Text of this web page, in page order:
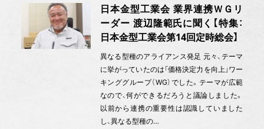
日本金型工業会 業界連携ＷＧリ
ーダー 渡辺隆範氏に聞く【特集：
日本金型工業会第14回定時総会】
異なる型種のアライアンス発足 元々、テーマ
に挙がっていたのは「価格決定力を向上」ワー
キンググループ（WG）でした。テーマが広範
なので、何ができるだろうと議論しました。
以前から連携の重要性は認識していました
し、異なる型種の…